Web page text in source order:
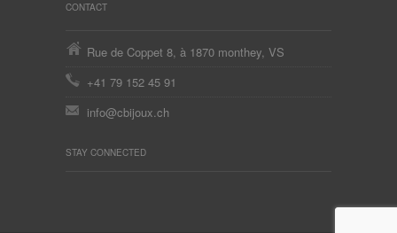
CONTACT
Rue de Coppet 8, à 1870 monthey, VS
+41 79 152 45 91
info@cbijoux.ch
STAY CONNECTED